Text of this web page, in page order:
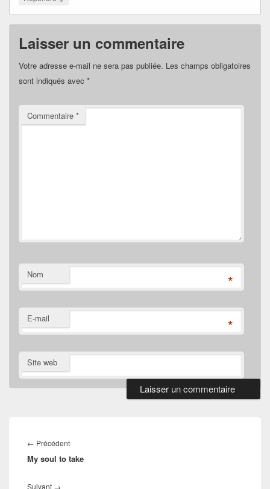
Laisser un commentaire
Votre adresse e-mail ne sera pas publiée. Les champs obligatoires
sont indiqués avec *
Commentaire *
Nom *
E-mail *
Site web
de
l’article
← PrécédentArticle
précédent :
My soul to take
Suivant →